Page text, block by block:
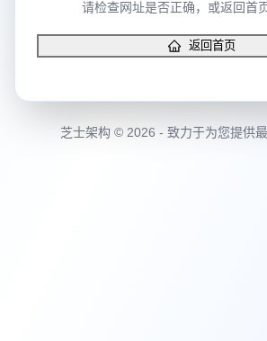
返回首页
芝士架构 © 2026 - 致力于为您提供